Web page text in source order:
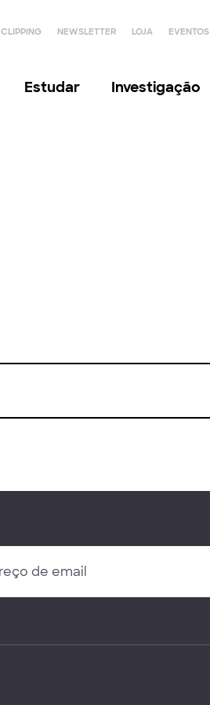
CLIPPING NEWSLETTER LOJA EVENTOS
Estudar Investigação